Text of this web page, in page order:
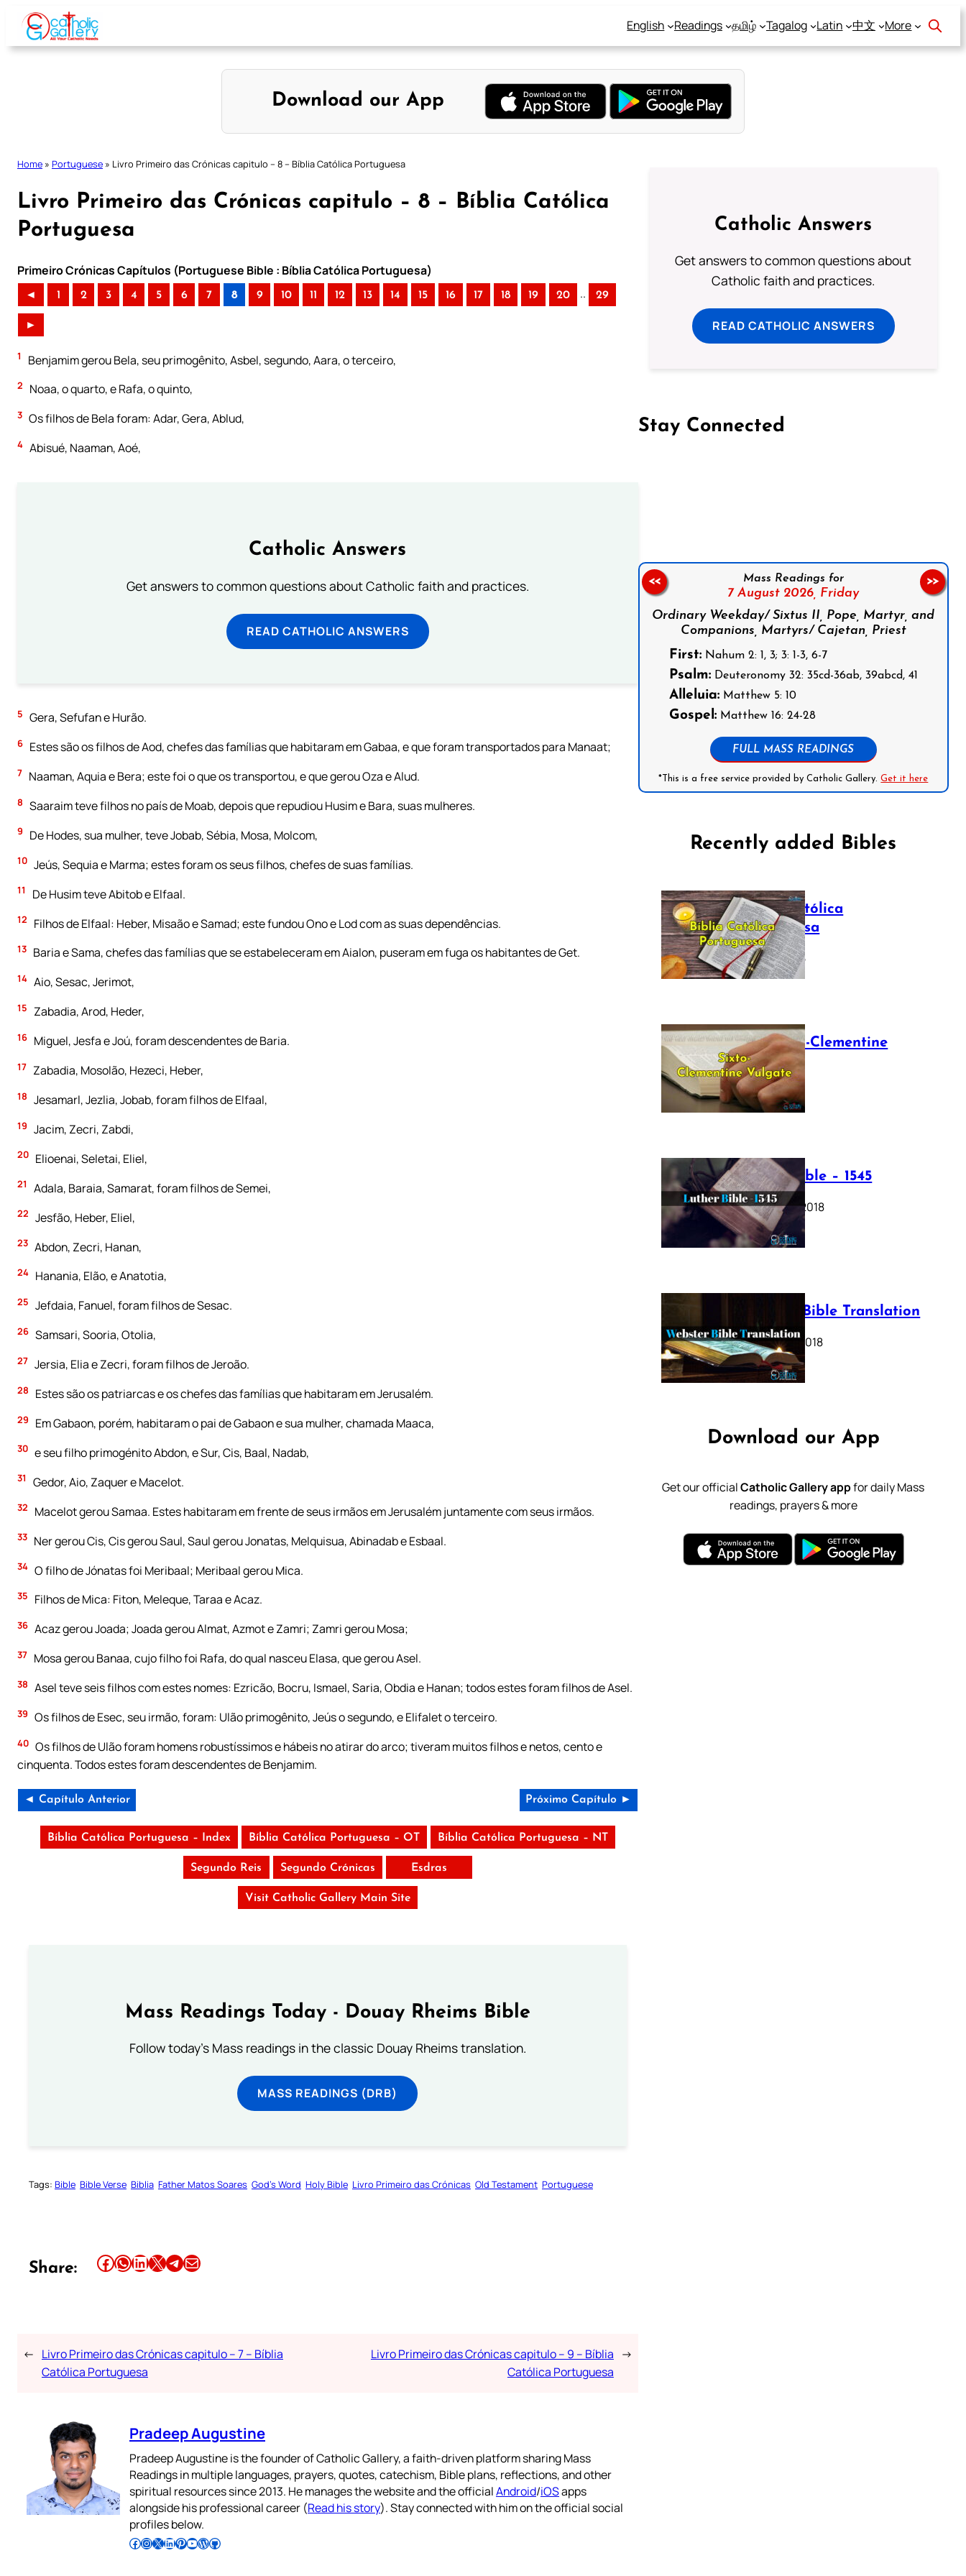
Skip
content
English Readings தமிழ் Tagalog Latin 中文 More
Download our App
Home » Portuguese » Livro Primeiro das Crónicas capitulo – 8 – Bíblia Católica Portuguesa
Livro Primeiro das Crónicas capitulo – 8 – Bíblia Católica
Portuguesa
Primeiro Crónicas Capítulos (Portuguese Bible : Bíblia Católica Portuguesa)
◄ 1 2 3 4 5 6 7 8 9 10 11 12 13 14 15 16 17 18 19 20 .. 29
►
1 Benjamim gerou Bela, seu primogênito, Asbel, segundo, Aara, o terceiro,
2 Noaa, o quarto, e Rafa, o quinto,
3 Os filhos de Bela foram: Adar, Gera, Ablud,
4 Abisué, Naaman, Aoé,
Catholic Answers
Get answers to common questions about Catholic faith and practices.
READ CATHOLIC ANSWERS
5 Gera, Sefufan e Hurão.
6 Estes são os filhos de Aod, chefes das famílias que habitaram em Gabaa, e que foram transportados para Manaat;
7 Naaman, Aquia e Bera; este foi o que os transportou, e que gerou Oza e Alud.
8 Saaraim teve filhos no país de Moab, depois que repudiou Husim e Bara, suas mulheres.
9 De Hodes, sua mulher, teve Jobab, Sébia, Mosa, Molcom,
10 Jeús, Sequia e Marma; estes foram os seus filhos, chefes de suas famílias.
11 De Husim teve Abitob e Elfaal.
12 Filhos de Elfaal: Heber, Misaão e Samad; este fundou Ono e Lod com as suas dependências.
13 Baria e Sama, chefes das famílias que se estabeleceram em Aialon, puseram em fuga os habitantes de Get.
14 Aio, Sesac, Jerimot,
15 Zabadia, Arod, Heder,
16 Miguel, Jesfa e Joú, foram descendentes de Baria.
17 Zabadia, Mosolão, Hezeci, Heber,
18 Jesamarl, Jezlia, Jobab, foram filhos de Elfaal,
19 Jacim, Zecri, Zabdi,
20 Elioenai, Seletai, Eliel,
21 Adala, Baraia, Samarat, foram filhos de Semei,
22 Jesfão, Heber, Eliel,
23 Abdon, Zecri, Hanan,
24 Hanania, Elão, e Anatotia,
25 Jefdaia, Fanuel, foram filhos de Sesac.
26 Samsari, Sooria, Otolia,
27 Jersia, Elia e Zecri, foram filhos de Jeroão.
28 Estes são os patriarcas e os chefes das famílias que habitaram em Jerusalém.
29 Em Gabaon, porém, habitaram o pai de Gabaon e sua mulher, chamada Maaca,
30 e seu filho primogénito Abdon, e Sur, Cis, Baal, Nadab,
31 Gedor, Aio, Zaquer e Macelot.
32 Macelot gerou Samaa. Estes habitaram em frente de seus irmãos em Jerusalém juntamente com seus irmãos.
33 Ner gerou Cis, Cis gerou Saul, Saul gerou Jonatas, Melquisua, Abinadab e Esbaal.
34 O filho de Jónatas foi Meribaal; Meribaal gerou Mica.
35 Filhos de Mica: Fiton, Meleque, Taraa e Acaz.
36 Acaz gerou Joada; Joada gerou Almat, Azmot e Zamri; Zamri gerou Mosa;
37 Mosa gerou Banaa, cujo filho foi Rafa, do qual nasceu Elasa, que gerou Asel.
38 Asel teve seis filhos com estes nomes: Ezricão, Bocru, Ismael, Saria, Obdia e Hanan; todos estes foram filhos de Asel.
39 Os filhos de Esec, seu irmão, foram: Ulão primogênito, Jeús o segundo, e Elifalet o terceiro.
40 Os filhos de Ulão foram homens robustíssimos e hábeis no atirar do arco; tiveram muitos filhos e netos, cento e
cinquenta. Todos estes foram descendentes de Benjamim.
◄ Capítulo Anterior Próximo Capítulo ►
Bíblia Católica Portuguesa – Index Bíblia Católica Portuguesa – OT Bíblia Católica Portuguesa – NT
Segundo Reis Segundo Crónicas Esdras
Visit Catholic Gallery Main Site
Mass Readings Today - Douay Rheims Bible
Follow today's Mass readings in the classic Douay Rheims translation.
MASS READINGS (DRB)
Tags: Bible Bible Verse Biblia Father Matos Soares God’s Word Holy Bible Livro Primeiro das Crónicas Old Testament Portuguese
Share: Share this article on Facebook Share this article on WhatsApp Share this article on LinkedIn Share this article on X Share this article on TelegramEmail this Article
← Livro Primeiro das Crónicas capitulo – 7 – Bíblia
Católica Portuguesa
Livro Primeiro das Crónicas capitulo – 9 – Bíblia
Católica Portuguesa
→
Pradeep Augustine
Pradeep Augustine is the founder of Catholic Gallery, a faith-driven platform sharing Mass
Readings in multiple languages, prayers, quotes, catechism, Bible plans, reflections, and other
spiritual resources since 2013. He manages the website and the officialAndroid/iOSapps
alongside his professional career (Read his story). Stay connected with him on the official social
profiles below.
Follow Pradeep on Facebook Follow Pradeep on InstagramFollow Pradeep on X Follow Pradeep on LinkedIn Follow Pradeep on Pinterest Subscribe to Pradeep’s Youtube Channel Follow Pradeep on WordPress Follow Pradeep on GitHub
Catholic Answers
Get answers to common questions about
Catholic faith and practices.
READ CATHOLIC ANSWERS
Stay Connected
Mass Readings for
7 August 2026, Friday
Ordinary Weekday/ Sixtus II, Pope, Martyr, and
Companions, Martyrs/ Cajetan, Priest
First:Nahum 2: 1, 3; 3: 1-3, 6-7
Psalm:Deuteronomy 32: 35cd-36ab, 39abcd, 41
Alleluia:Matthew 5: 10
Gospel:Matthew 16: 24-28
FULL MASS READINGS
*This is a free service provided by Catholic Gallery.Get it here
<< >>
Recently added Bibles
Bíblia Católica
Portuguesa
July 16, 2025
The Sixto-Clementine
Vulgate
July 12, 2025
Luther Bible – 1545
October 17, 2018
Webster Bible Translation
October 11, 2018
Download our App
Get our officialCatholic Gallery appfor daily Mass
readings, prayers & more